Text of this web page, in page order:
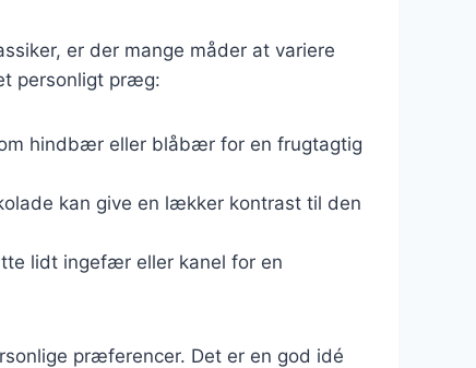
er der mange måder at variere
personligt præg:
hindbær eller blåbær for en frugtagtig
kan give en lækker kontrast til den
lidt ingefær eller kanel for en
præferencer. Det er en god idé